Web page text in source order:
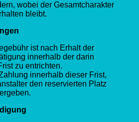
wobei der Gesamtcharakter
bleibt.
ist nach Erhalt der
innerhalb der darin
zu entrichten.
innerhalb dieser Frist,
den reservierten Platz